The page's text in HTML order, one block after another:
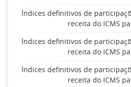
Índices definitivos de
receita do ICMS
Índices definitivos de
receita do ICMS
Índices definitivos de
receita do ICMS